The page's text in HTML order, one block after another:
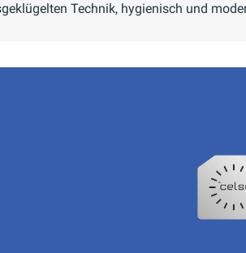
Technik, hygienisch und